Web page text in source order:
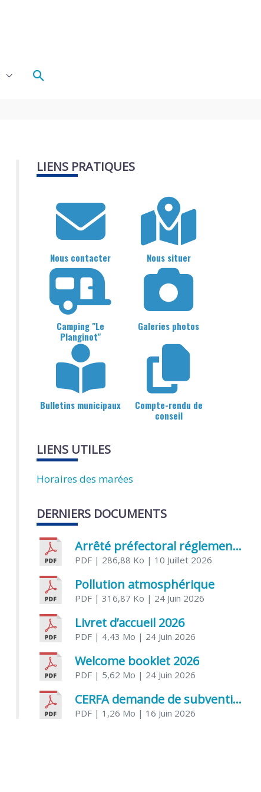
Rechercher
LIENS PRATIQUES
Nous contacter Nous situer
Camping "Le
Planginot"
Galeries photos
Bulletins municipaux
Compte-rendu de
conseil
LIENS UTILES
Horaires des marées
DERNIERS DOCUMENTS
Arrêté préfectoral réglementant l’usage de l’eau
PDF | 286,88 Ko | 10 Juillet 2026
Pollution atmosphérique
PDF | 316,87 Ko | 24 Juin 2026
Livret d’accueil 2026
PDF | 4,43 Mo | 24 Juin 2026
Welcome booklet 2026
PDF | 5,62 Mo | 24 Juin 2026
CERFA demande de subvention association
PDF | 1,26 Mo | 16 Juin 2026